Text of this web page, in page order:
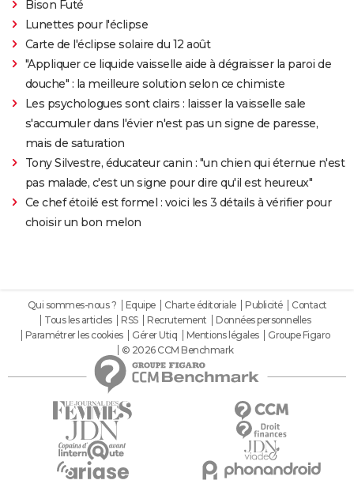
Bison Futé
Lunettes pour l'éclipse
Carte de l'éclipse solaire du 12 août
"Appliquer ce liquide vaisselle aide à dégraisser la paroi de
douche" : la meilleure solution selon ce chimiste
Les psychologues sont clairs : laisser la vaisselle sale
s'accumuler dans l'évier n'est pas un signe de paresse,
mais de saturation
Tony Silvestre, éducateur canin : "un chien qui éternue n'est
pas malade, c'est un signe pour dire qu'il est heureux"
Ce chef étoilé est formel : voici les 3 détails à vérifier pour
choisir un bon melon
Qui sommes-nous ? Equipe Charte éditoriale Publicité
Contact
Tous les articles
RSS Recrutement
Données personnelles
Paramétrer les cookies
Gérer Utiq Mentions légales
Groupe Figaro
© 2026 CCM Benchmark